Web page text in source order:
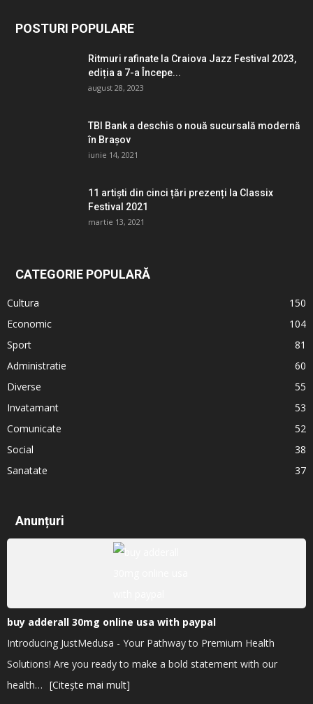
POSTURI POPULARE
Ritmuri rafinate la Craiova Jazz Festival 2023,
ediția a 7-a Începe...
august 28, 2023
TBI Bank a deschis o nouă sucursală modernă
în Brașov
iunie 14, 2021
11 artiști din cinci țări prezenți la Classix
Festival 2021
martie 13, 2021
CATEGORIE POPULARĂ
Cultura
150
Economic
104
Sport
81
Administratie
60
Diverse
55
Invatamant
53
Comunicate
52
Social
38
Sanatate
37
Anunțuri
buy adderall 30mg online usa with paypal
Introducing JustMedusa - Your Pathway to Premium Health
Solutions! Are you ready to make a bold statement with our
health… [Citește mai mult]